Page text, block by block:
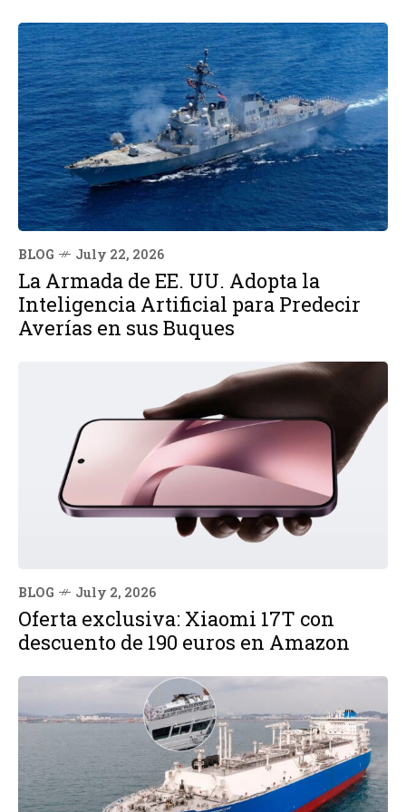
BLOG July 22, 2026
La Armada de EE. UU. Adopta la
Inteligencia Artificial para Predecir
Averías en sus Buques
BLOG July 2, 2026
Oferta exclusiva: Xiaomi 17T con
descuento de 190 euros en Amazon